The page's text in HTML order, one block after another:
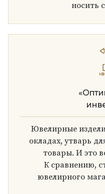
носить
Ювелирные
окладах, утварь
товары. И это
К сравнению,
ювелирного